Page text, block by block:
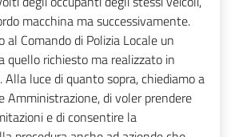
macchina ma successivamente.
al Comando di Polizia Locale un
quello richiesto ma realizzato in
Alla luce di quanto sopra, chiediamo a
Amministrazione, di voler prendere
e di consentire la